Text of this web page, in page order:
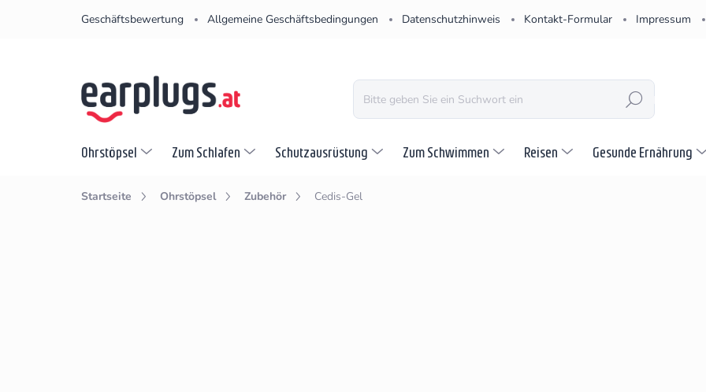
Geschäftsbewertung Allgemeine Geschäftsbedingungen Datenschutzhinweis Kontakt-Formular Impressum
SUCHEN
Ohrstöpsel Zum Schlafen Schutzausrüstung Zum Schwimmen Reisen Gesunde Ernährung
Startseite Ohrstöpsel Zubehör Cedis-Gel